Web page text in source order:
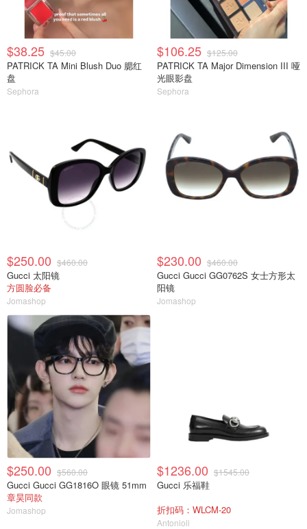
$38.25 $45.00
PATRICK TA Mini Blush Duo 腮红
盘
Sephora
$106.25 $125.00
PATRICK TA Major Dimension III 哑
光眼影盘
Sephora
$250.00 $460.00
Gucci 太阳镜
方圆脸必备
Jomashop
$230.00 $460.00
Gucci Gucci GG0762S 女士方形太
阳镜
Jomashop
$250.00 $560.00
Gucci Gucci GG1816O 眼镜 51mm
章昊同款
Jomashop
$1236.00 $1545.00
Gucci 乐福鞋
折扣码：WLCM-20
Antonioli